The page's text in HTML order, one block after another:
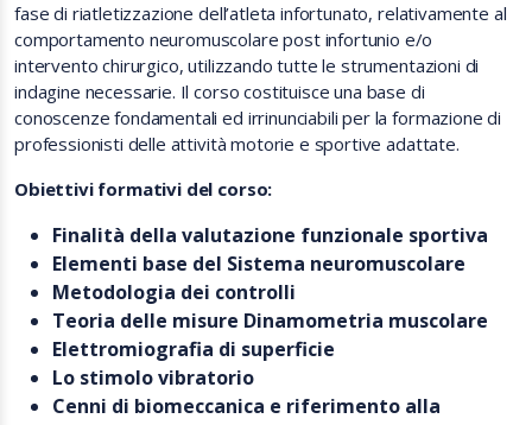
fase di riatletizzazione dell’atleta infortunato, relativamente al
comportamento neuromuscolare post infortunio e/o
intervento chirurgico, utilizzando tutte le strumentazioni di
indagine necessarie. Il corso costituisce una base di
conoscenze fondamentali ed irrinunciabili per la formazione di
professionisti delle attività motorie e sportive adattate.
Obiettivi formativi del corso:
Finalità della valutazione funzionale sportiva
Elementi base del Sistema neuromuscolare
Metodologia dei controlli
Teoria delle misure Dinamometria muscolare
Elettromiografia di superficie
Lo stimolo vibratorio
Cenni di biomeccanica e riferimento alla